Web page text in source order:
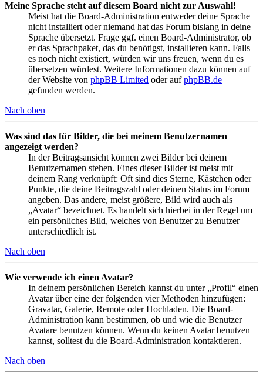
Meine Sprache steht auf diesem Board nicht zur Auswahl!
Meist hat die Board-Administration entweder deine Sprache
nicht installiert oder niemand hat das Forum bislang in deine
Sprache übersetzt. Frage ggf. einen Board-Administrator, ob
er das Sprachpaket, das du benötigst, installieren kann. Falls
es noch nicht existiert, würden wir uns freuen, wenn du es
übersetzen würdest. Weitere Informationen dazu können auf
der Website von phpBB Limited oder aufphpBB.de
gefunden werden.
Nach oben
Was sind das für Bilder, die bei meinem Benutzernamen
angezeigt werden?
In der Beitragsansicht können zwei Bilder bei deinem
Benutzernamen stehen. Eines dieser Bilder ist meist mit
deinem Rang verknüpft: Oft sind dies Sterne, Kästchen oder
Punkte, die deine Beitragszahl oder deinen Status im Forum
angeben. Das andere, meist größere, Bild wird auch als
„Avatar“ bezeichnet. Es handelt sich hierbei in der Regel um
ein persönliches Bild, welches von Benutzer zu Benutzer
unterschiedlich ist.
Nach oben
Wie verwende ich einen Avatar?
In deinem persönlichen Bereich kannst du unter „Profil“ einen
Avatar über eine der folgenden vier Methoden hinzufügen:
Gravatar, Galerie, Remote oder Hochladen. Die Board-
Administration kann bestimmen, ob und wie die Benutzer
Avatare benutzen können. Wenn du keinen Avatar benutzen
kannst, solltest du die Board-Administration kontaktieren.
Nach oben